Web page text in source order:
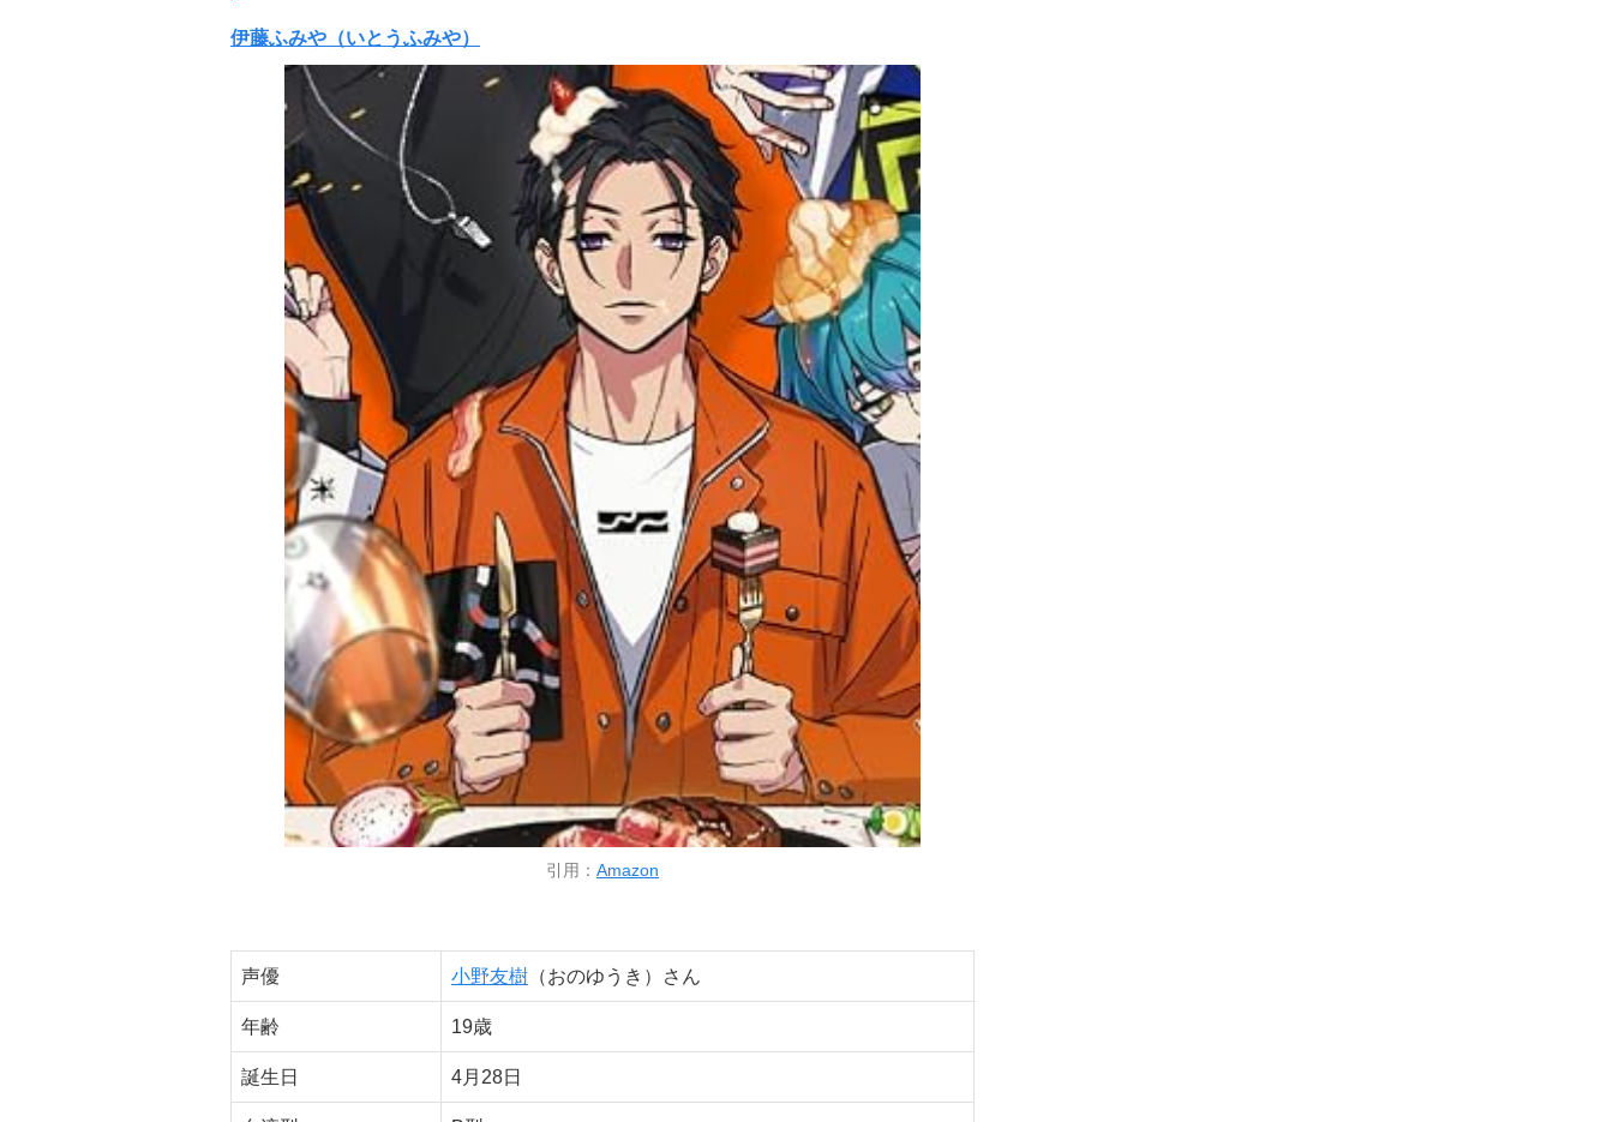
伊藤ふみや（いとうふみや）
引用： Amazon
声優 小野友樹 （おのゆうき）さん
年齢 19歳
誕生日 4月28日